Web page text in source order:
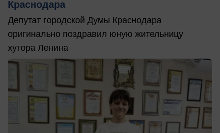
Краснодара
Депутат городской Думы Краснодара
оригинально поздравил юную жительницу
хутора Ленина